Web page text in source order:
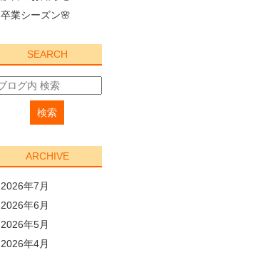
卒業シーズン🌸
SEARCH
ARCHIVE
2026年7月
2026年6月
2026年5月
2026年4月